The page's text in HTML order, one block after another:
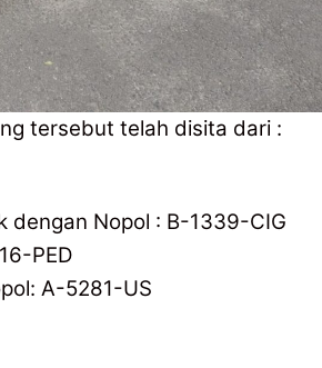
tersebut telah disita dari :
dengan Nopol : B-1339-CIG
PED
A-5281-US